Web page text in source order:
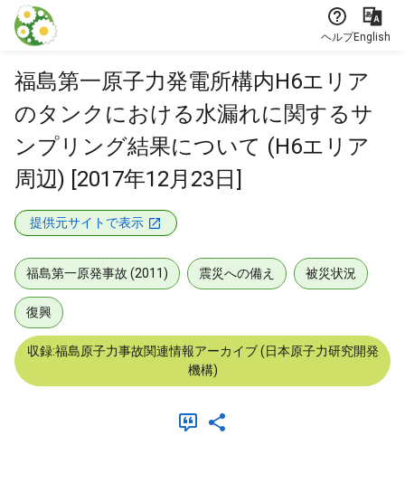
本文に飛ぶ
ヘルプEnglish
福島第一原子力発電所構内H6エリア
のタンクにおける水漏れに関するサ
ンプリング結果について (H6エリア
周辺) [2017年12月23日]
提供元サイトで表示
福島第一原発事故 (2011) 震災への備え 被災状況
復興
収録:福島原子力事故関連情報アーカイブ (日本原子力研究開発
機構)